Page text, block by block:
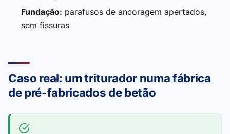
Fundação: parafusos de ancoragem apertados,
sem fissuras
Caso real: um triturador numa fábrica
de pré-fabricados de betão